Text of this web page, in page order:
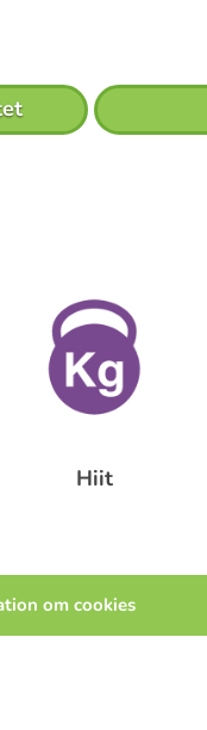
Hiit
om cookies